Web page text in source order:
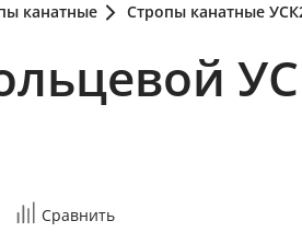
канатные Стропы канатные
Сравнить